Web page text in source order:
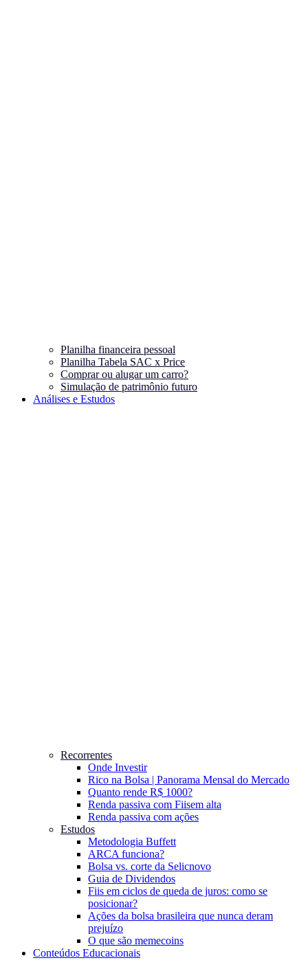
Planilha financeira pessoal
Planilha Tabela SAC x Price
Comprar ou alugar um carro?
Simulação de patrimônio futuro
Análises e Estudos
Recorrentes
Onde Investir
Rico na Bolsa | Panorama Mensal do Mercado
Quanto rende R$ 1000?
Renda passiva com Fiisem alta
Renda passiva com ações
Estudos
Metodologia Buffett
ARCA funciona?
Bolsa vs. corte da Selicnovo
Guia de Dividendos
Fiis em ciclos de queda de juros: como se
posicionar?
Ações da bolsa brasileira que nunca deram
prejuízo
O que são memecoins
Conteúdos Educacionais